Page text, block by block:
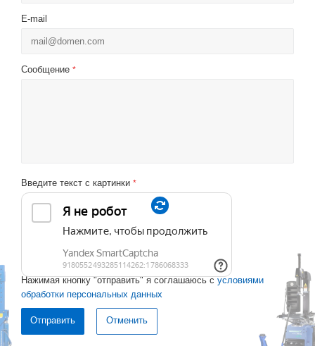
E-mail
Сообщение *
Введите текст с картинки *
Нажимая кнопку "отправить" я соглашаюсь с условиями
обработки персональных данных
Отменить